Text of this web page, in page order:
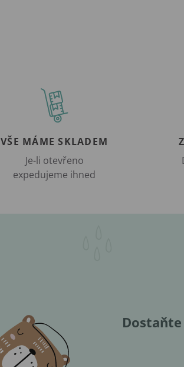
VŠE MÁME SKLADEM
Je-li otevřeno
expedujeme ihned